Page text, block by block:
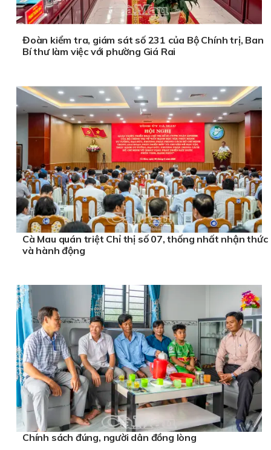
Đoàn kiểm tra, giám sát số 231 của Bộ Chính trị, Ban
Bí thư làm việc với phường Giá Rai
Cà Mau quán triệt Chỉ thị số 07, thống nhất nhận thức
và hành động
Chính sách đúng, người dân đồng lòng